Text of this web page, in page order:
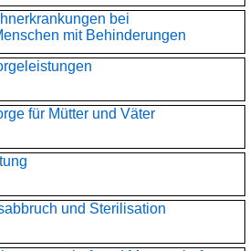
bei
mit Behinderungen
für Mütter und Väter
und Sterilisation